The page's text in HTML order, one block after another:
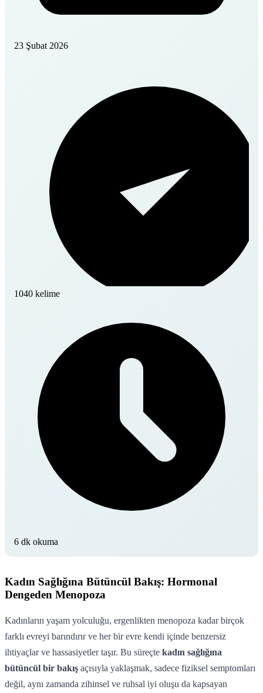
23 Şubat 2026
1040 kelime
6 dk okuma
Kadın Sağlığına Bütüncül Bakış: Hormonal
Dengeden Menopoza
Kadınların yaşam yolculuğu, ergenlikten menopoza kadar birçok
farklı evreyi barındırır ve her bir evre kendi içinde benzersiz
ihtiyaçlar ve hassasiyetler taşır. Bu süreçte kadın sağlığına
bütüncül bir bakış açısıyla yaklaşmak, sadece fiziksel semptomları
değil, aynı zamanda zihinsel ve ruhsal iyi oluşu da kapsayan